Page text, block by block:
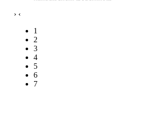
› ‹
1
2
3
4
5
6
7